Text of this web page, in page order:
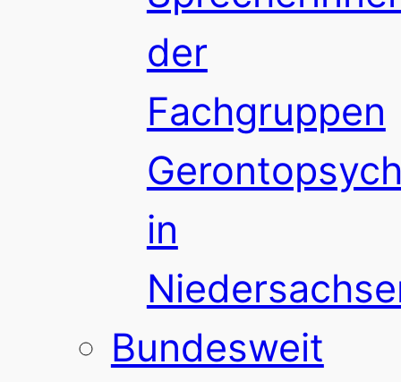
der
Fachgruppen
in
Bundesweit